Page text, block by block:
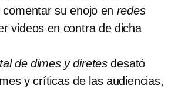
su enojo en redes
videos en contra de dicha
de dimes y diretes desató
y críticas de las audiencias,